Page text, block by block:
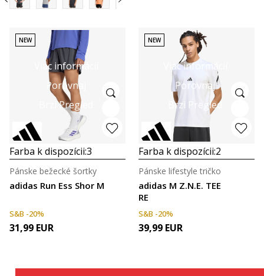
Viac informácií
Porovnaj
Brzi Pregled
NEW
Farba k dispozícii:3
adidas Run Ess Shor M
Pánske bežecké šortky
S&B -20%
31,99 EUR
Viac informácií
Porovnaj
Brzi Pregled
NEW
Farba k dispozícii:2
adidas M Z.N.E. TEE
RE
Pánske lifestyle tričko
S&B -20%
39,99 EUR